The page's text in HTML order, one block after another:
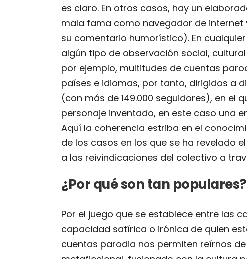
es claro. En otros casos, hay un
mala fama como navegador de internet
su comentario humorístico). En
algún tipo de observación social,
por ejemplo, multitudes de cuentas
países e idiomas, por tanto, dirigidos a
(con más de 149.000 seguidores), en el
personaje inventado, en este caso una
Aquí la coherencia estriba en el
de los casos en los que se ha revelado
a las reivindicaciones del colectivo a
¿Por qué son tan populares?
Por el juego que se establece entre las
capacidad satírica o irónica de quien
cuentas parodia nos permiten reírnos